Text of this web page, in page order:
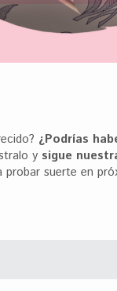
¿Podrías
y sigue
probar suerte en